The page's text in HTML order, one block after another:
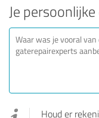
Je
Houd er